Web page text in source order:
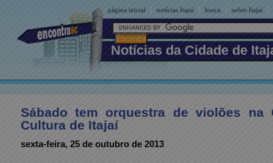
página inicial | notícias Itajaí | busca | sobre Itajaí |
Notícias da Cidade de
Sábado tem orquestra de violões na
Cultura de Itajaí
sexta-feira, 25 de outubro de 2013